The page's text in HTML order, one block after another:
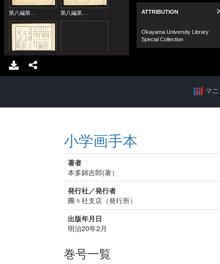
マ
小学画手本
著者
本多錦吉郎(著）
発行社／発行者
團々社支店（発行所）
出版年月日
明治20年2月
巻号一覧